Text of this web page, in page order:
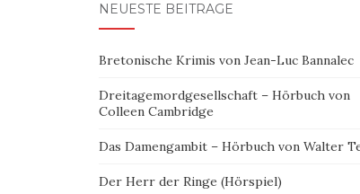
NEUESTE BEITRÄGE
Bretonische Krimis von Jean-Luc Bannalec
Dreitagemordgesellschaft – Hörbuch von
Colleen Cambridge
Das Damengambit – Hörbuch von Walter
Der Herr der Ringe (Hörspiel)